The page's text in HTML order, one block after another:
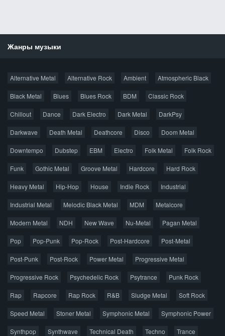
Жанры музыки
Alternative Metal Alternative Rock Ambient Atmospheric Black
Black Metal Blues Blues Rock BDM Classic Rock
Chillout Dance Dark Electro Dark Metal DarkPsy
Darkwave Death Metal Deathcore Disco Doom Metal
Downtempo Dubstep EBM Electro Folk Metal Folk Rock
Funk Gothic Metal Groove Metal Hardcore Hard Rock
Heavy Metal Hip-Hop House Indie Rock Industrial
Industrial Metal Melodic Black Metal MDM Metalcore
Modern Metal NDH New Wave Nu-Metal Pagan Metal
Pop Pop-Punk Pop-Rock Post-Hardcore Post-Metal
Post-Punk Post-Rock Power Metal Progressive Metal
Progressive Rock Psychedelic Rock Psytrance Punk Rock
Rap Rapcore Rap Rock R&B Sludge Metal Soft Rock
Speed Metal Stoner Metal Symphonic Metal Symphonic Power
Synthpop Synthwave Technical Death Techno Trance
Новые раздачи
Популярное за сутки
Главная Поиск по сайту
Карта сайта
Джаз
Метал Поп Рэп Рок Шансон
Весь материал выложен для ознакомления, после
лицензионную копию.